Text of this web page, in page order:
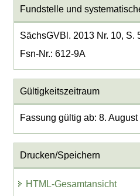
Fundstelle und
SächsGVBl. 2013 Nr. 10, S.
Fsn-Nr.: 612-9A
Gültigkeitszeitraum
Fassung gültig ab: 8. August
Drucken/Speichern
HTML-Gesamtansicht